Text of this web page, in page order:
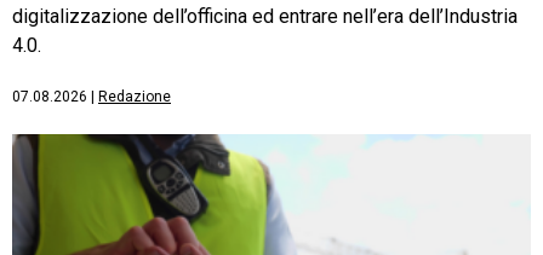
digitalizzazione dell’officina ed entrare nell’era dell’Industria
4.0.
07.08.2026 Redazione